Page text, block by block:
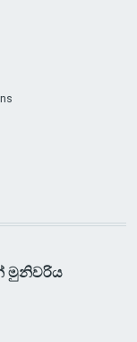
මුනිවරිය